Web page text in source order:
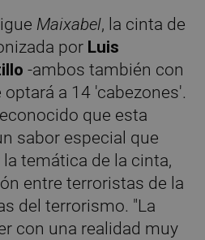
Maixabel, la cinta de
por Luis
-ambos también con
a 14 'cabezones'.
que esta
sabor especial que
temática de la cinta,
entre terroristas de la
del terrorismo. "La
con una realidad muy